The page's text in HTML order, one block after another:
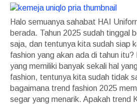
Halo semuanya sahabat HAI
berada. Tahun 2025 sudah tinggal
saja, dan tentunya kita sudah siap
fashion yang akan ada di tahun
yang memiliki banyak sekali hal
fashion, tentunya kita sudah tidak
bagaimana trend fashion 2025
segar yang menarik. Apakah trend